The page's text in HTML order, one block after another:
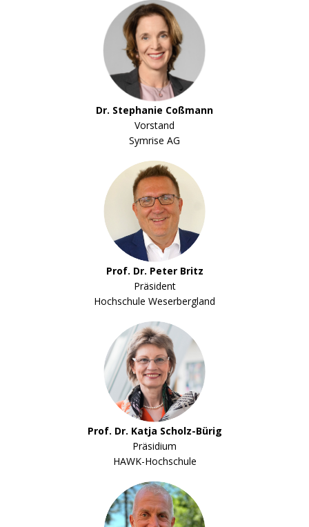
Dr. Stephanie Coßmann
Vorstand
Symrise AG
Prof. Dr. Peter Britz
Präsident
Hochschule Weserbergland
Prof. Dr. Katja Scholz-Bürig
Präsidium
HAWK-Hochschule